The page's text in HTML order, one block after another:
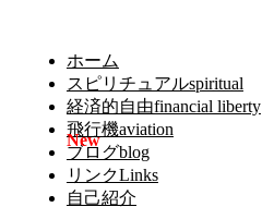
ホーム
スピリチュアルspiritual
経済的自由financial liberty
飛行機aviation
ブログblog
リンクLinks
自己紹介